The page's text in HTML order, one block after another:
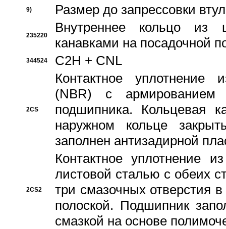
9) Размер до запрессовки
235220
Внутреннее кольцо из
канавками на посадочной
344524 C2H + CNL
2CS
Контактное уплотнение
(NBR) с
подшипника. Кольцевая
наружном кольце
заполнен антизадирной
2CS2
Контактное уплотнение
листовой сталью с обеих
три смазочных отверстия
полоской. Подшипник
смазкой на основе